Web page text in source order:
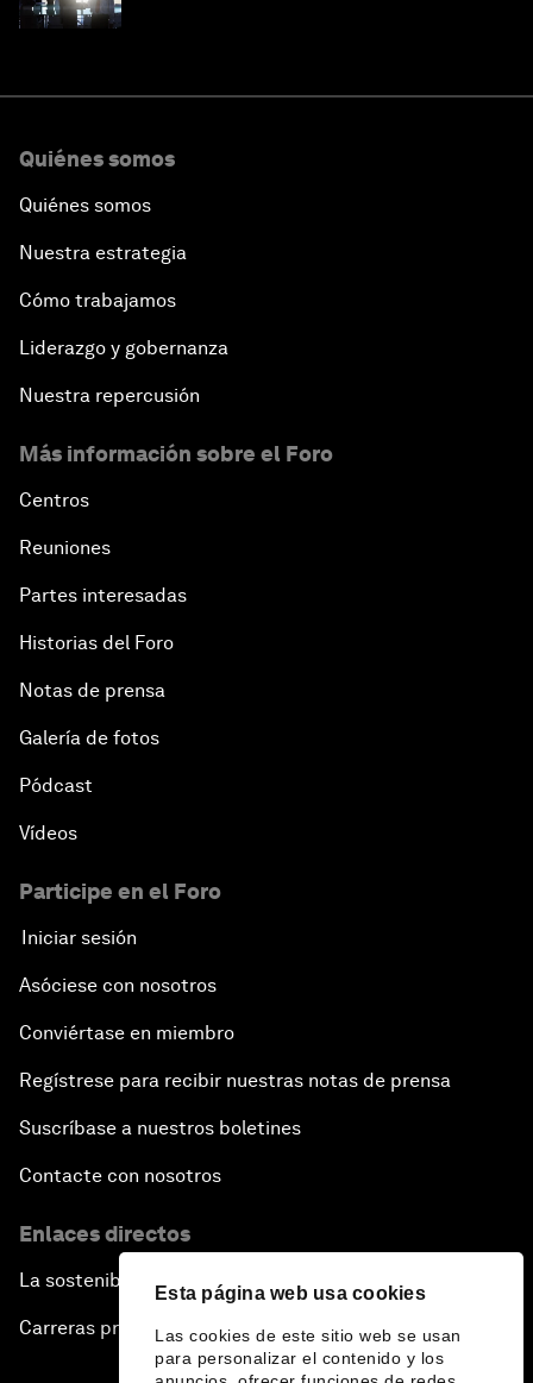
Esta página web usa cookies
Las cookies de este sitio web se usan
para personalizar el contenido y los
Quiénes somos
Quiénes somos
Nuestra estrategia
Cómo trabajamos
Liderazgo y gobernanza
Nuestra repercusión
Más información sobre el Foro
Centros
Reuniones
Partes interesadas
Historias del Foro
Notas de prensa
Galería de fotos
Pódcast
Vídeos
Participe en el Foro
Iniciar sesión
Asóciese con nosotros
Conviértase en miembro
Regístrese para recibir nuestras notas de prensa
Suscríbase a nuestros boletines
Contacte con nosotros
Enlaces directos
La sostenibilidad en el Foro
Carreras profesionales